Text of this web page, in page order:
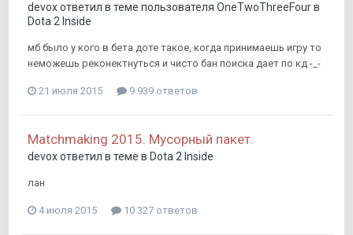
devoxответил в теме пользователя OneTwoThreeFourв
Dota 2 Inside
мб было у кого в бета доте такое, когда принимаешь игру то
неможешь реконектнуться и чисто бан поиска дает по кд -_-
21 июля 2015 9 939 ответов
Matchmaking 2015. Мусорный пакет.
devoxответил в теме в Dota 2 Inside
лан
4 июля 2015 10 327 ответов